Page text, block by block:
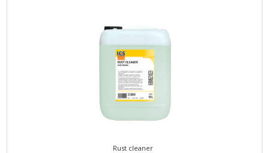
Rust cleaner